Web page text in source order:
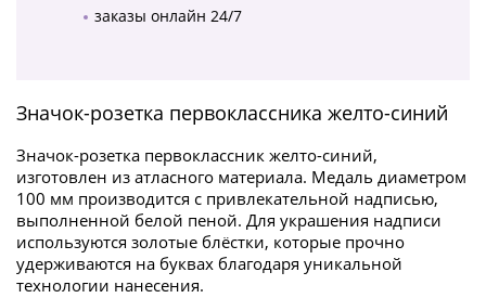
заказы онлайн 24/7
Значок-розетка первоклассника желто-синий
Значок-розетка первоклассник желто-синий,
изготовлен из атласного материала. Медаль диаметром
100 мм производится с привлекательной надписью,
выполненной белой пеной. Для украшения надписи
используются золотые блёстки, которые прочно
удерживаются на буквах благодаря уникальной
технологии нанесения.